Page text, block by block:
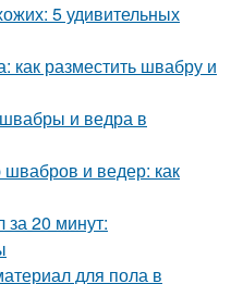
5 удивительных
как разместить швабру и
швабры и ведра в
и ведер: как
за 20 минут:
для пола в